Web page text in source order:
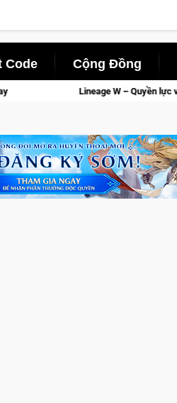
Code Cộng Đồng
Quyền lực và tài phú sẽ về tay kẻ đoạt